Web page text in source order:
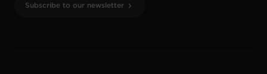
Subscribe to our newsletter